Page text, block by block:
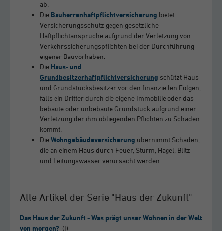
ab.
Die Bauherrenhaftpflichtversicherung bietet
Versicherungsschutz gegen gesetzliche
Haftpflichtansprüche aufgrund der Verletzung von
Verkehrssicherungspflichten bei der Durchführung
eigener Bauvorhaben.
Die Haus- und
Grundbesitzerhaftpflichtversicherung schützt Haus-
und Grundstücksbesitzer vor den finanziellen Folgen,
falls ein Dritter durch die eigene Immobilie oder das
bebaute oder unbebaute Grundstück aufgrund einer
Verletzung der ihm obliegenden Pflichten zu Schaden
kommt.
DieWohngebäudeversicherung übernimmt Schäden,
die an einem Haus durch Feuer, Sturm, Hagel, Blitz
und Leitungswasser verursacht werden.
Alle Artikel der Serie "Haus der Zukunft"
Das Haus der Zukunft - Was prägt unser Wohnen in der Welt
von morgen? (I)